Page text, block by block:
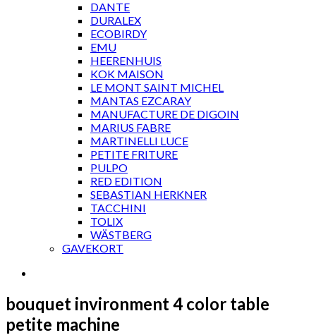
DANTE
DURALEX
ECOBIRDY
EMU
HEERENHUIS
KOK MAISON
LE MONT SAINT MICHEL
MANTAS EZCARAY
MANUFACTURE DE DIGOIN
MARIUS FABRE
MARTINELLI LUCE
PETITE FRITURE
PULPO
RED EDITION
SEBASTIAN HERKNER
TACCHINI
TOLIX
WÄSTBERG
GAVEKORT
bouquet invironment 4 color table
petite machine